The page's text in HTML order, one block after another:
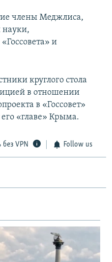
члены Меджлиса,
науки,
и
круглого стола
в отношении
в «Госсовет»
«главе» Крыма.
без VPN Follow us